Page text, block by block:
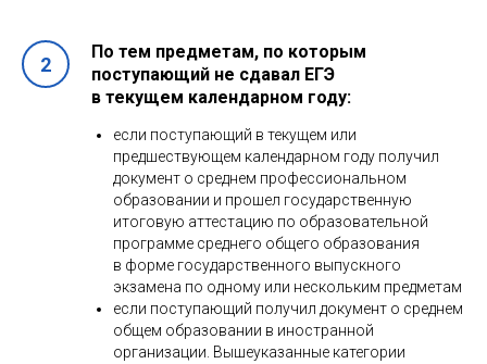
По тем предметам, по которым
поступающий не сдавал ЕГЭ
в текущем календарном году:
если поступающий в текущем или
предшествующем календарном году получил
документ о среднем профессиональном
образовании и прошел государственную
итоговую аттестацию по образовательной
программе среднего общего образования
в форме государственного выпускного
экзамена по одному или нескольким предметам
если поступающий получил документ о среднем
общем образовании в иностранной
организации. Вышеуказанные категории